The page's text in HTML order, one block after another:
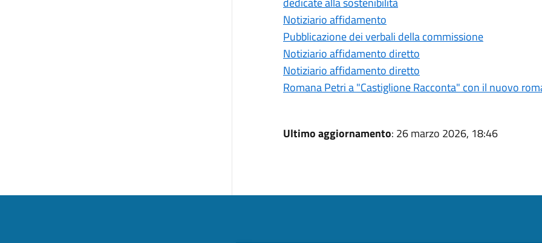
Notiziario affidamento
Pubblicazione dei verbali della commissione
Notiziario affidamento diretto
Notiziario affidamento diretto
Romana Petri a "Castiglione Racconta" con il nuovo
Ultimo aggiornamento: 26 marzo 2026, 18:46